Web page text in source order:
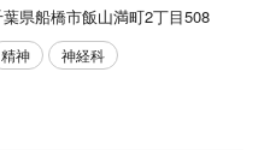
県船橋市飯山満町2丁目508
精神 神経科